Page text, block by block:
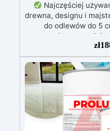
Najczęściej
drewna, designu i
do odlewów do 5
egzotermia
żółknięcie dzięki
mechanicznej.
pęcherzyki powietrza
wykończenie.
wolna od BPA/
długotrwałego
zł